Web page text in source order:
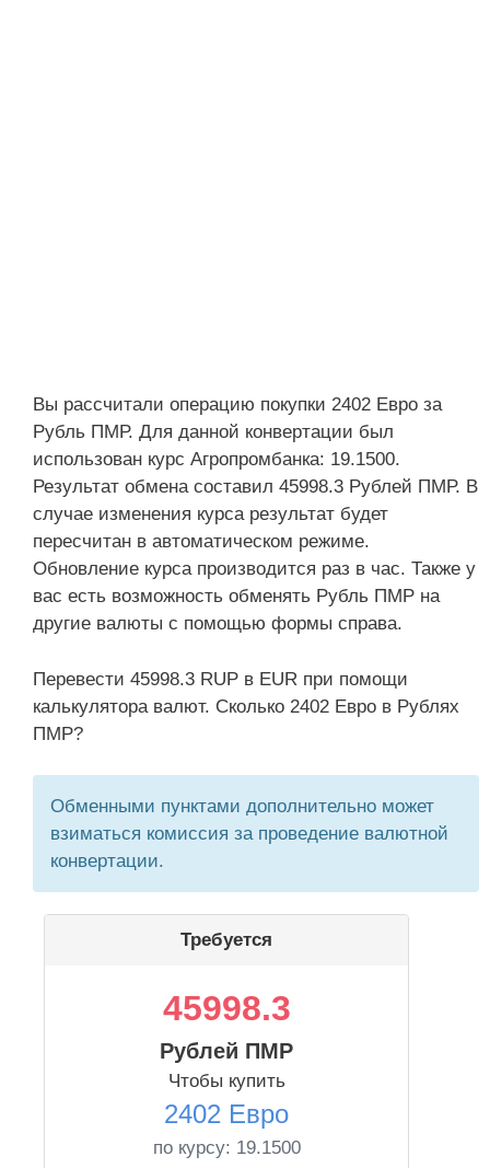
Вы рассчитали операцию покупки 2402 Евро за
Рубль ПМР. Для данной конвертации был
использован курс Агропромбанка: 19.1500.
Результат обмена составил 45998.3 Рублей ПМР. В
случае изменения курса результат будет
пересчитан в автоматическом режиме.
Обновление курса производится раз в час. Также у
вас есть возможность обменять Рубль ПМР на
другие валюты с помощью формы справа.
Перевести 45998.3 RUP в EUR при помощи
калькулятора валют. Сколько 2402 Евро в Рублях
ПМР?
Обменными пунктами дополнительно может
взиматься комиссия за проведение валютной
конвертации.
Требуется
45998.3
Рублей ПМР
Чтобы купить
2402 Евро
по курсу: 19.1500